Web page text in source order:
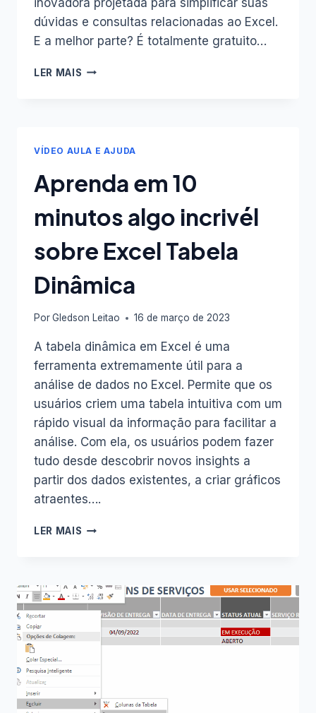
dúvidas e consultas relacionadas ao Excel.
E a melhor parte? É totalmente gratuito…
LER MAIS CHATBOT
INOVAR.NET!
DISPONÍVEL
VÍDEO AULA E AJUDA
Aprenda em 10
minutos algo incrivél
sobre Excel Tabela
Dinâmica
PorGledson Leitao 16 de março de 2023
A tabela dinâmica em Excel é uma
ferramenta extremamente útil para a
análise de dados no Excel. Permite que os
usuários criem uma tabela intuitiva com um
rápido visual da informação para facilitar a
análise. Com ela, os usuários podem fazer
tudo desde descobrir novos insights a
partir dos dados existentes, a criar gráficos
atraentes….
LER MAIS APRENDA
ALGO
INCRIVÉL
SOBRE
EXCEL
TABELA